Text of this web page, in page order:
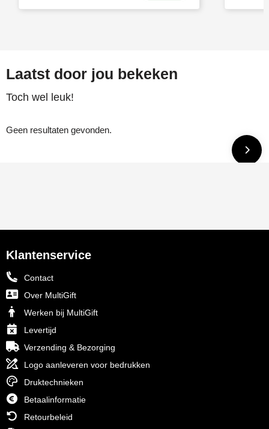
Laatst door jou bekeken
Toch wel leuk!
Geen resultaten gevonden.
Klantenservice
Contact
Over MultiGift
Werken bij MultiGift
Levertijd
Verzending & Bezorging
Logo aanleveren voor bedrukken
Druktechnieken
Betaalinformatie
Retourbeleid